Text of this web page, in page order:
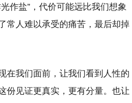
作盐”，代价可能远比我们想象
常人难以承受的痛苦，最后却掉
在我们面前，让我们看到人性的
份见证更真实，更有分量。也让